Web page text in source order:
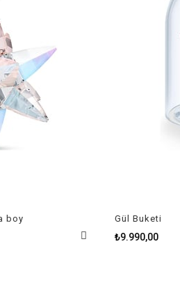
boy Gül Buketi
₺9.990,00